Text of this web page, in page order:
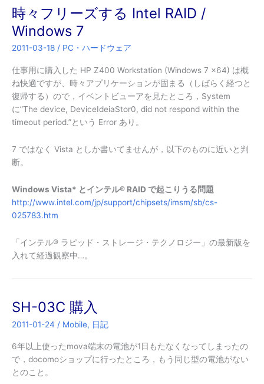
時々フリーズする Intel RAID /
Windows 7
2011-03-18 / PC・ハードウェア
仕事用に購入した HP Z400 Workstation (Windows 7 x64) は概
ね快適ですが、時々アプリケーションが固まる（しばらく経つと
復帰する）ので，イベントビューアを見たところ，System
に”The device, DeviceIdeiaStor0, did not respond within the
timeout period.”という Error あり。
7 ではなく Vista としか書いてませんが，以下のものに近いと判
断。
Windows Vista* とインテル® RAID で起こりうる問題
http://www.intel.com/jp/support/chipsets/imsm/sb/cs-
025783.htm
「インテル® ラピッド・ストレージ・テクノロジー」の最新版を
入れて経過観察中…。
SH-03C 購入
2011-01-24 / Mobile, 日記
6年以上使ったmova端末の電池が1日もたなくなってしまったの
で，docomoショップに行ったところ，もう同じ型の電池がない
とのこと。